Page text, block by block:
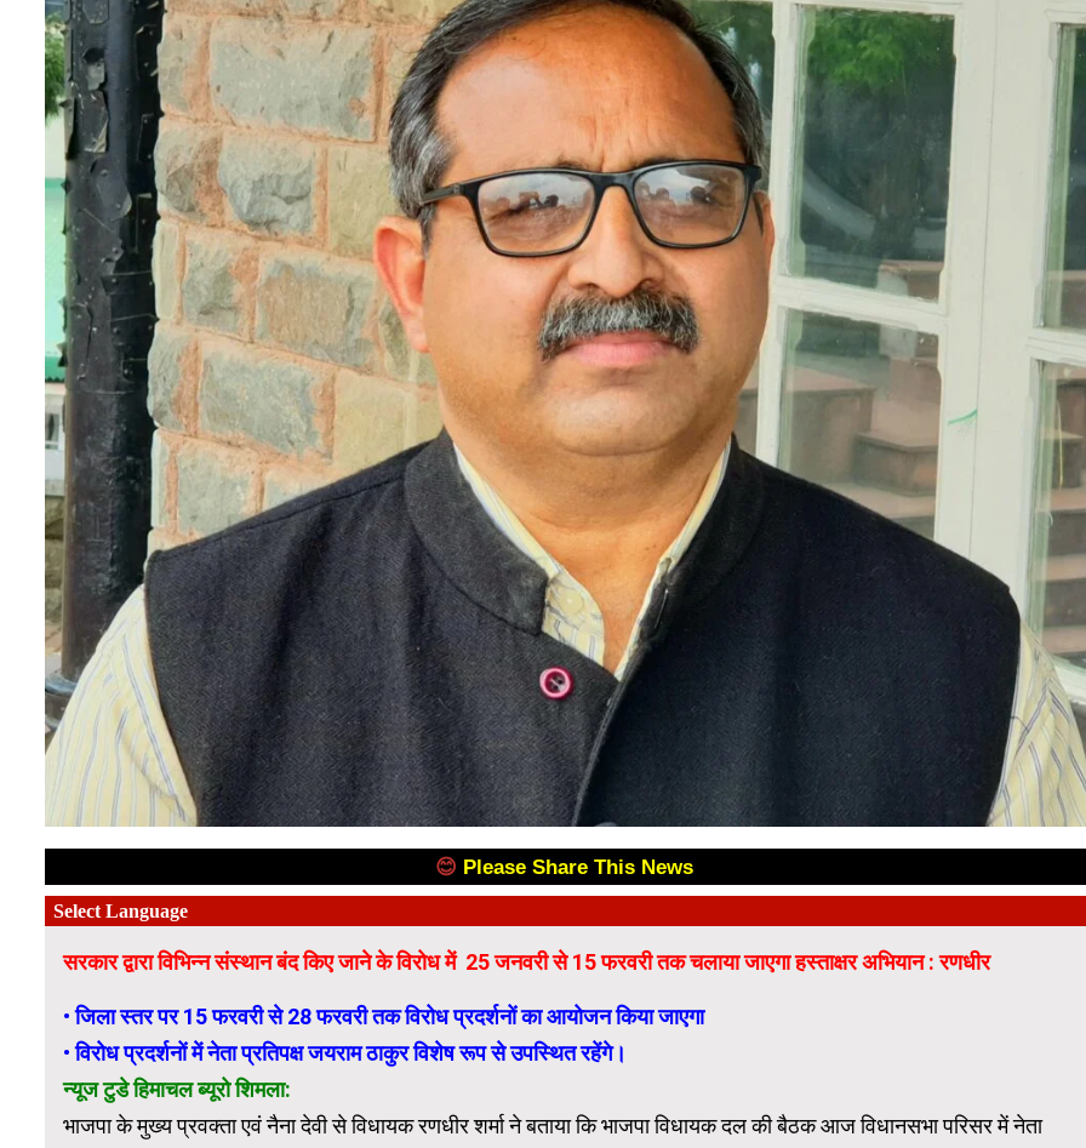
😊 Please Share This News
सरकार द्वारा विभिन्न संस्थान बंद किए जाने के विरोध में 25 जनवरी से 15 फरवरी तक चलाया जाएगा हस्ताक्षर अभियान : रणधीर
• जिला स्तर पर 15 फरवरी से 28 फरवरी तक विरोध प्रदर्शनों का आयोजन किया जाएगा
• विरोध प्रदर्शनों में नेता प्रतिपक्ष जयराम ठाकुर विशेष रूप से उपस्थित रहेंगे।
न्यूज टुडे हिमाचल ब्यूरो शिमला:
भाजपा के मुख्य प्रवक्ता एवं नैना देवी से विधायक रणधीर शर्मा ने बताया कि भाजपा विधायक दल की बैठक आज विधानसभा परिसर में नेता